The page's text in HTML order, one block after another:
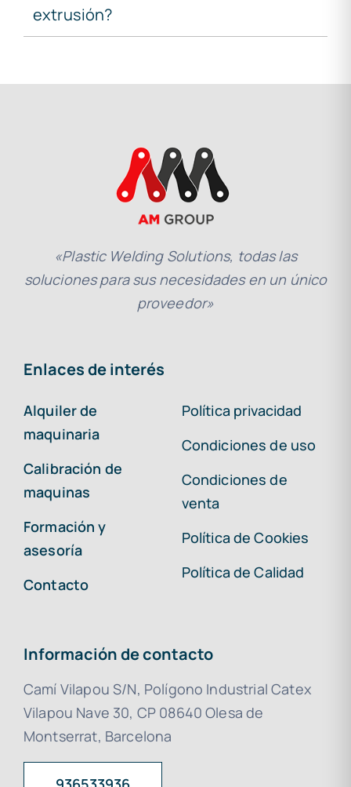
extrusión?
«Plastic Welding Solutions, todas las
soluciones para sus necesidades en un único
proveedor»
Enlaces de interés
Alquiler de
maquinaria
Calibración de
maquinas
Formación y
asesoría
Contacto
Política privacidad
Condiciones de uso
Condiciones de
venta
Política de Cookies
Política de Calidad
Información de contacto
Camí Vilapou S/N, Polígono Industrial Catex
Vilapou Nave 30, CP 08640 Olesa de
Montserrat, Barcelona